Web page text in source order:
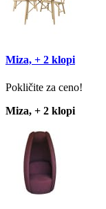
Miza, + 2 klopi
Pokličite za ceno!
Miza, + 2 klopi